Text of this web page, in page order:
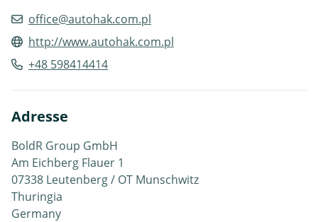
office@autohak.com.pl
http://www.autohak.com.pl
+48 598414414
Adresse
BoldR Group GmbH
Am Eichberg Flauer 1
07338 Leutenberg / OT Munschwitz
Thuringia
Germany